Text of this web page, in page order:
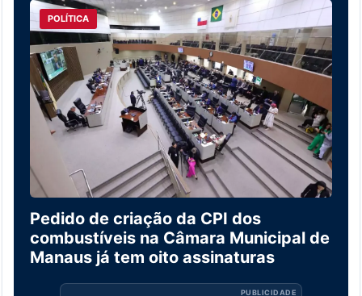
POLÍTICA
Pedido de criação da CPI dos
combustíveis na Câmara Municipal de
Manaus já tem oito assinaturas
PUBLICIDADE